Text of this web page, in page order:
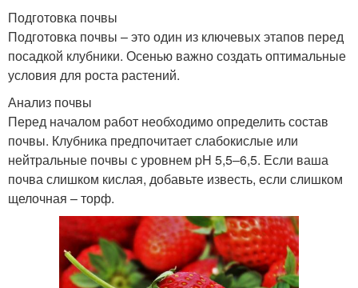
Подготовка почвы
Подготовка почвы – это один из ключевых этапов перед
посадкой клубники. Осенью важно создать оптимальные
условия для роста растений.
Анализ почвы
Перед началом работ необходимо определить состав
почвы. Клубника предпочитает слабокислые или
нейтральные почвы с уровнем pH 5,5–6,5. Если ваша
почва слишком кислая, добавьте известь, если слишком
щелочная – торф.